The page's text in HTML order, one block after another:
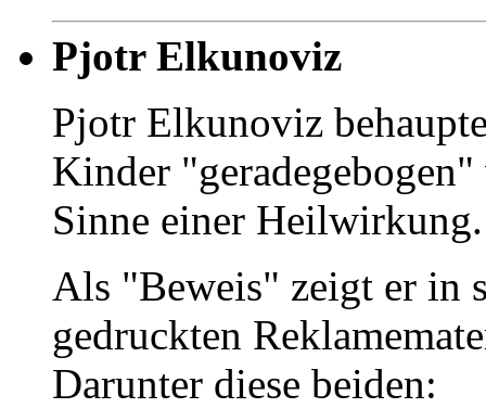
Pjotr Elkunoviz
Pjotr Elkunoviz
Kinder
Sinne einer Heilwirkung.
Als "Beweis" zeigt er in
gedruckten
Darunter diese beiden: